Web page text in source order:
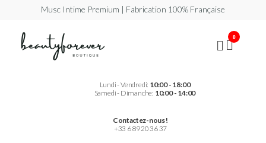
Musc Intime Premium | Fabrication 100% Française
Beautyforever
Lundi - Vendredi: 10:00 - 18:00
Samedi - Dimanche: 10:00 - 14:00
Contactez-nous !
+33 6 89 20 36 37
0